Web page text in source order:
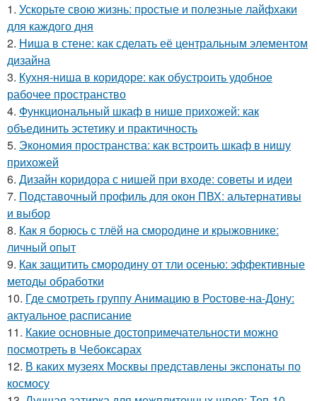
1. Ускорьте свою жизнь: простые и полезные лайфхаки
для каждого дня
2. Ниша в стене: как сделать её центральным элементом
дизайна
3. Кухня-ниша в коридоре: как обустроить удобное
рабочее пространство
4. Функциональный шкаф в нише прихожей: как
объединить эстетику и практичность
5. Экономия пространства: как встроить шкаф в нишу
прихожей
6. Дизайн коридора с нишей при входе: советы и идеи
7. Подставочный профиль для окон ПВХ: альтернативы
и выбор
8. Как я борюсь с тлёй на смородине и крыжовнике:
личный опыт
9. Как защитить смородину от тли осенью: эффективные
методы обработки
10. Где смотреть группу Анимацию в Ростове-на-Дону:
актуальное расписание
11. Какие основные достопримечательности можно
посмотреть в Чебоксарах
12. В каких музеях Москвы представлены экспонаты по
космосу